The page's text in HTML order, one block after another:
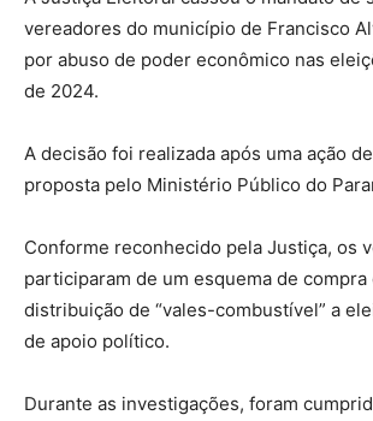
vereadores do município de Francisco
por abuso de poder econômico nas
de 2024.
A decisão foi realizada após uma ação
proposta pelo Ministério Público do
Conforme reconhecido pela Justiça, os
participaram de um esquema de compra
distribuição de “vales-combustível” a
de apoio político.
Durante as investigações, foram